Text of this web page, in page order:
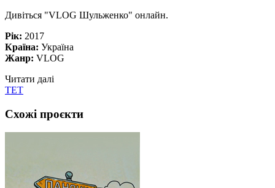
Дивіться "VLOG Шульженко" онлайн.
Рік: 2017
Країна: Україна
Жанр: VLOG
Читати далі
ТЕТ
Схожі проєкти